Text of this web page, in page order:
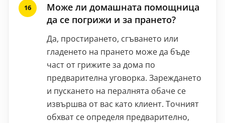
Може ли домашната помощница
да се погрижи и за прането?
Да, простирането, сгъването или
гладенето на прането може да бъде
част от грижите за дома по
предварителна уговорка. Зареждането
и пускането на пералнята обаче се
извършва от вас като клиент. Точният
обхват се определя предварително,